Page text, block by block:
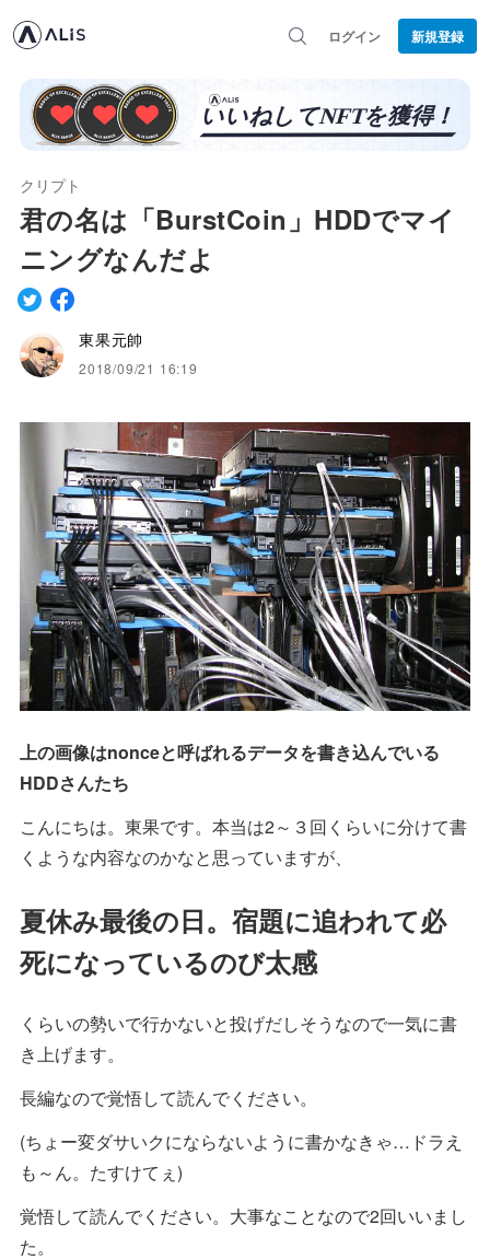
ログイン 新規登録
クリプト
君の名は「BurstCoin」HDDでマイ
ニングなんだよ
東果元帥
2018/09/21 16:19
上の画像はnonceと呼ばれるデータを書き込んでいる
HDDさんたち
こんにちは。東果です。本当は2～３回くらいに分けて書
くような内容なのかなと思っていますが、
夏休み最後の日。宿題に追われて必
死になっているのび太感
くらいの勢いで行かないと投げだしそうなので一気に書
き上げます。
長編なので覚悟して読んでください。
(ちょー変ダサいクにならないように書かなきゃ…ドラえ
も～ん。たすけてぇ)
覚悟して読んでください。大事なことなので2回いいまし
た。